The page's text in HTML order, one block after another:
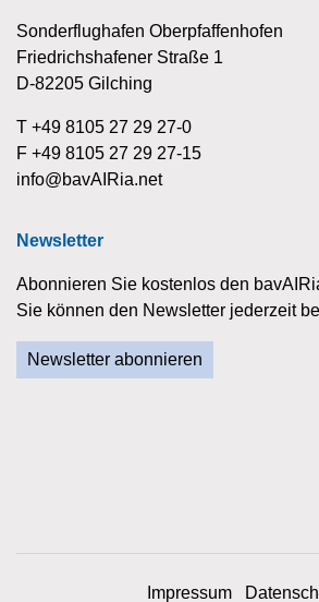
Sonderflughafen Oberpfaffenhofen
Friedrichshafener Straße 1
D-82205 Gilching
T +49 8105 27 29 27-0
F +49 8105 27 29 27-15
info@bavAIRia.net
Newsletter
Abonnieren Sie kostenlos den
Sie können den Newsletter jederzeit
Newsletter abonnieren
Impressum